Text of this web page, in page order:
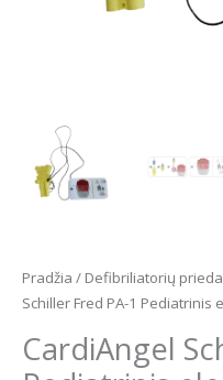
Pradžia / Defibriliatorių
Schiller Fred PA-1 Pediatrinis
CardiAngel